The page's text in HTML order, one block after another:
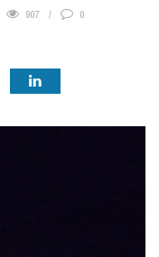
907 0